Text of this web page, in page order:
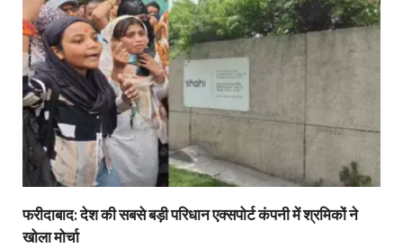
फरीदाबाद: देश की सबसे बड़ी परिधान एक्सपोर्ट कंपनी में श्रमिकों ने
खोला मोर्चा